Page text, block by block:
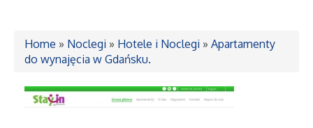
Kursy Językowe
Konferencje, Sale Szkoleniowe
Home » Noclegi » Hotele i Noclegi » Apartamenty
do wynajęcia w Gdańsku.